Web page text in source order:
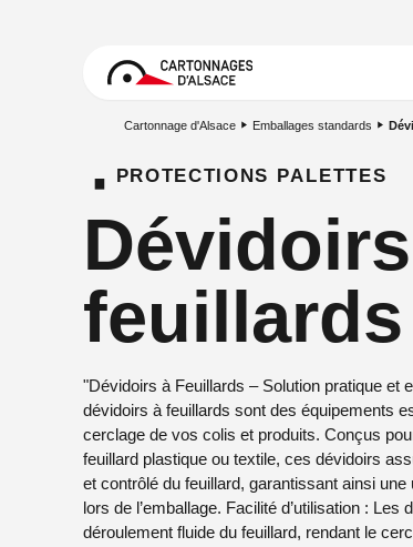
Cartonnage d'Alsace Emballages standards
· PROTECTIONS PALETTES
feuillards
"Dévidoirs à Feuillards – Solution pratique et
dévidoirs à feuillards sont des équipements
cerclage de vos colis et produits. Conçus
feuillard plastique ou textile, ces dévidoirs
et contrôlé du feuillard, garantissant ainsi
lors de l’emballage. Facilité d’utilisation : Les
déroulement fluide du feuillard, rendant le